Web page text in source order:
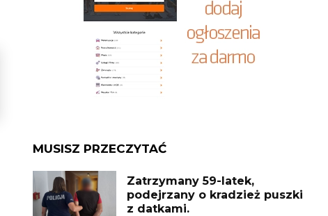
MUSISZ PRZECZYTAĆ
Zatrzymany 59-latek,
podejrzany o kradzież puszki
z datkami.